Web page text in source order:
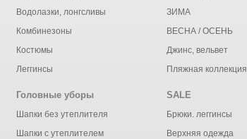
Водолазки, лонгсливы
Комбинезоны
Костюмы
Леггинсы
ЗИМА
ВЕСНА / ОСЕНЬ
Джинс, вельвет
Пляжная коллекция
Головные уборы
Шапки без утеплителя
Шапки с утеплителем
SALE
Брюки. леггинсы
Верхняя одежда